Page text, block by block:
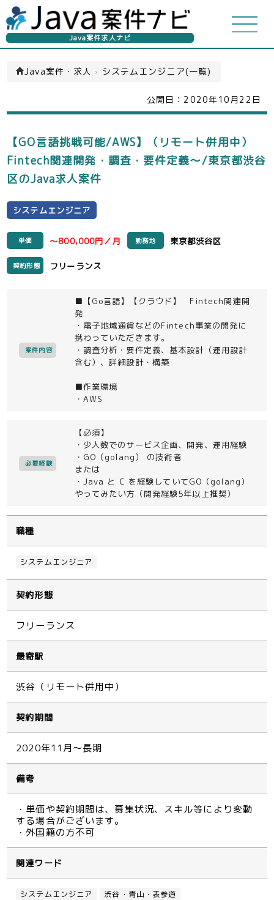
Java案件求人ナビ
Java案件・求人 › システムエンジニア(一覧)
公開日： 2020年10月22日
【GO言語挑戦可能/AWS】（リモート併用中）
Fintech関連開発・調査・要件定義～/東京都渋谷
区のJava求人案件
システムエンジニア
単価 ～800,000円／月 勤務地 東京都渋谷区
契約形態 フリーランス
案件内容
■【Go言語】【クラウド】 Fintech関連開
発
・電子地域通貨などのFintech事業の開発に
携わっていただきます。
・調査分析・要件定義、基本設計（運用設計
含む）、詳細設計・構築
■作業環境
・AWS
必要経験
【必須】
・少人数でのサービス企画、開発、運用経験
・GO（golang） の技術者
または
・Java と C を経験していてGO（golang）
やってみたい方（開発経験5年以上推奨）
職種
システムエンジニア
契約形態
フリーランス
最寄駅
渋谷（リモート併用中）
契約期間
2020年11月～長期
備考
・単価や契約期間は、募集状況、スキル等により変動
する場合がございます。
・外国籍の方不可
関連ワード
システムエンジニア 渋谷・青山・表参道